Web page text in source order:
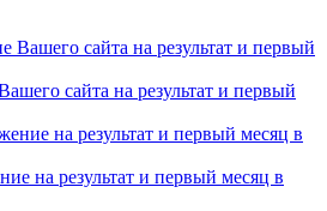
сайта на результат и первый
на результат и первый месяц в